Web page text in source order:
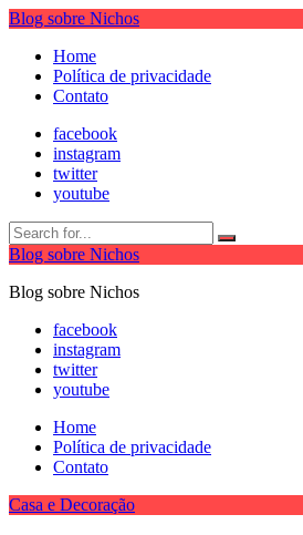
Blog sobre Nichos
Home
Política de privacidade
Contato
facebook
instagram
twitter
youtube
Blog sobre Nichos
Blog sobre Nichos
facebook
instagram
twitter
youtube
Home
Política de privacidade
Contato
Casa e Decoração